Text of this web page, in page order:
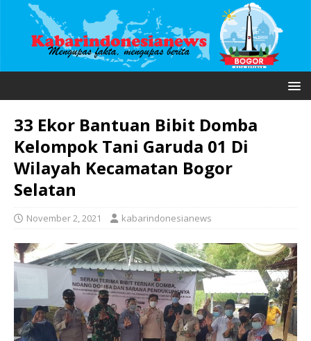
33 Ekor Bantuan Bibit Domba
Kelompok Tani Garuda 01 Di
Wilayah Kecamatan Bogor
Selatan
November 2, 2021 kabarindonesianews